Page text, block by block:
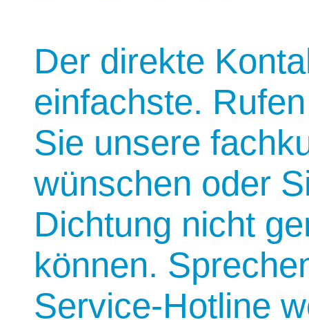
Der direkte
einfachste.
Sie unsere
wünschen oder
Dichtung nicht
können.
Service-Hotline